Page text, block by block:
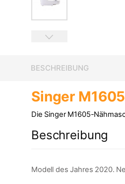
BESCHREIBUNG
Singer M1605
Die Singer M1605-
Beschreibung
Modell des Jahres 2020.